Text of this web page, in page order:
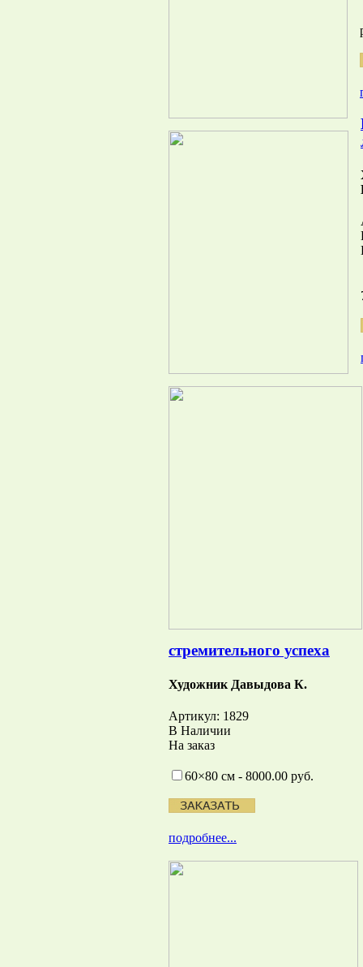
стремительного успеха
Художник Давыдова К.
Артикул: 1829
В Наличии
На заказ
60×80 см - 8000.00 руб.
подробнее...